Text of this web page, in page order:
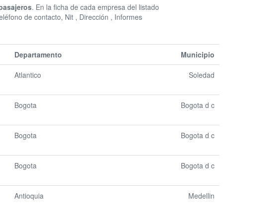
. En la ficha de cada empresa del listado
de contacto, Nit , Dirección , Informes
Departamento Municipio
Atlantico Soledad
Bogota Bogota d c
Bogota Bogota d c
Bogota Bogota d c
Antioquia Medellin